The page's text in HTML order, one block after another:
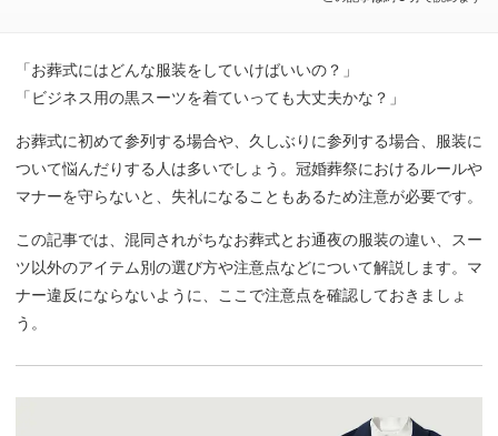
「お葬式にはどんな服装をしていけばいいの？」
「ビジネス用の黒スーツを着ていっても大丈夫かな？」
お葬式に初めて参列する場合や、久しぶりに参列する場合、服装に
ついて悩んだりする人は多いでしょう。冠婚葬祭におけるルールや
マナーを守らないと、失礼になることもあるため注意が必要です。
この記事では、混同されがちなお葬式とお通夜の服装の違い、スー
ツ以外のアイテム別の選び方や注意点などについて解説します。マ
ナー違反にならないように、ここで注意点を確認しておきましょ
う。